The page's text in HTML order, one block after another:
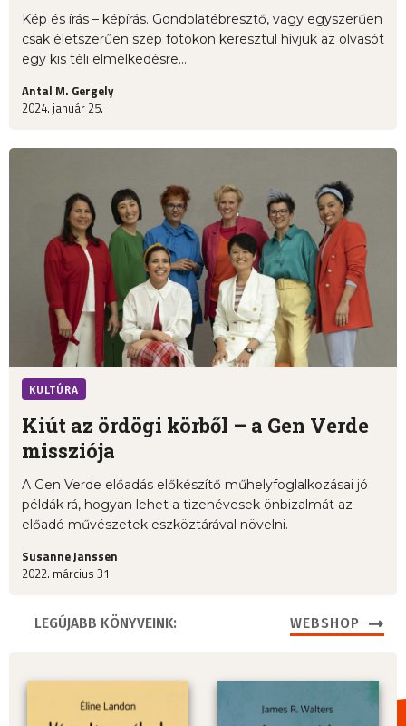
Kép és írás – képírás. Gondolatébresztő, vagy egyszerűen
csak életszerűen szép fotókon keresztül hívjuk az olvasót
egy kis téli elmélkedésre...
Antal M. Gergely
2024. január 25.
KULTÚRA
Kiút az ördögi körből – a Gen Verde
missziója
A Gen Verde előadás előkészítő műhelyfoglalkozásai jó
példák rá, hogyan lehet a tizenévesek önbizalmát az
előadó művészetek eszköztárával növelni.
Susanne Janssen
2022. március 31.
LEGÚJABB KÖNYVEINK: WEBSHOP